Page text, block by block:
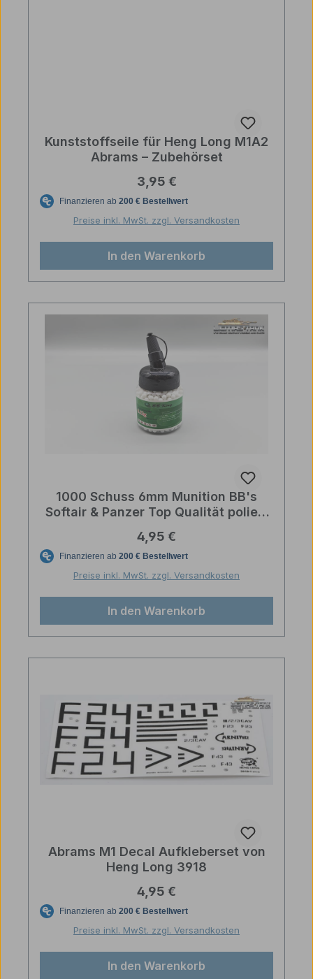
Kunststoffseile für Heng Long M1A2
Abrams – Zubehörset
Regulärer Preis:
3,95 €
Preise inkl. MwSt. zzgl. Versandkosten
In den Warenkorb
1000 Schuss 6mm Munition BB's
Softair & Panzer Top Qualität poliert
Regulärer Preis:
4,95 €
Preise inkl. MwSt. zzgl. Versandkosten
In den Warenkorb
Abrams M1 Decal Aufkleberset von
Heng Long 3918
Regulärer Preis:
4,95 €
Preise inkl. MwSt. zzgl. Versandkosten
In den Warenkorb